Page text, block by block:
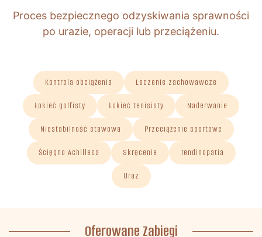
Proces bezpiecznego odzyskiwania sprawności
po urazie, operacji lub przeciążeniu.
Kontrola obciążenia Leczenie zachowawcze
Łokieć golfisty Łokieć tenisisty Naderwanie
Niestabilność stawowa Przeciążenie sportowe
Ścięgno Achillesa Skręcenie Tendinopatia
Uraz
Oferowane Zabiegi